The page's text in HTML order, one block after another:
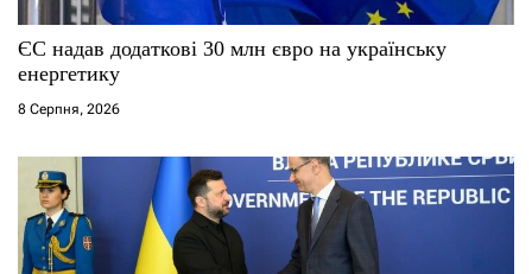
ЄС надав додаткові 30 млн євро на українську
енергетику
8 Серпня, 2026